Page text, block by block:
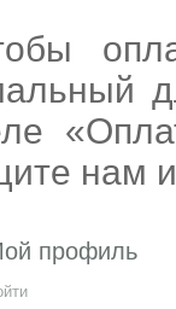
нам
профиль